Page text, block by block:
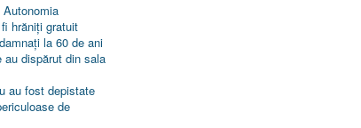
hrăniţi gratuit
la 60 de ani
au dispărut din sala
au fost depistate
de